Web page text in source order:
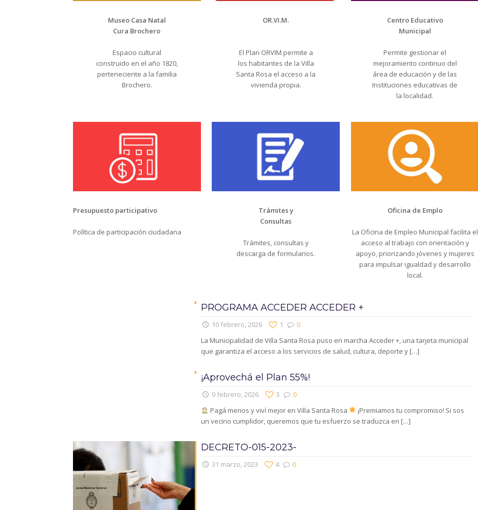
Museo Casa Natal
Cura Brochero
Espacio cultural
construido en el año 1820,
perteneciente a la familia
Brochero.
OR.VI.M.
El Plan ORVIM permite a
los habitantes de la Villa
Santa Rosa el acceso a la
vivienda propia.
Centro Educativo
Municipal
Permite gestionar el
mejoramiento continuo del
área de educación y de las
Instituciones educativas de
la localidad.
Presupuesto participativo
Política de participación ciudadana
Trámites y
Consultas
Trámites, consultas y
descarga de formularios.
Oficina de Emplo
La Oficina de Empleo Municipal facilita el
acceso al trabajo con orientación y
apoyo, priorizando jóvenes y mujeres
para impulsar igualdad y desarrollo
local.
PROGRAMA ACCEDER ACCEDER +
10 febrero, 2026 0
1
La Municipalidad de Villa Santa Rosa puso en marcha Acceder +, una tarjeta municipal
que garantiza el acceso a los servicios de salud, cultura, deporte y[…]
¡Aprovechá el Plan 55%!
9 febrero, 2026 0
3
Pagá menos y viví mejor en Villa Santa Rosa
¡Premiamos tu compromiso! Si sos
un vecino cumplidor, queremos que tu esfuerzo se traduzca en […]
DECRETO-015-2023-
31 marzo, 2023 0
4